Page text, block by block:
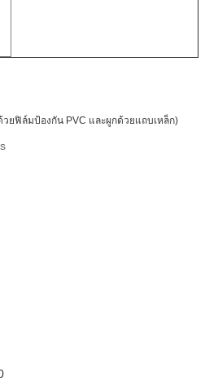
ยฟิล์มป้องกัน PVC และผูกด้วยแถบเหล็ก)